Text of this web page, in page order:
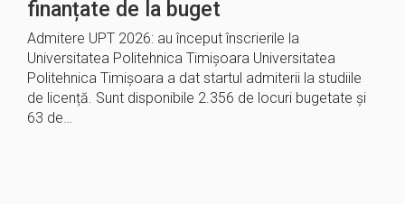
finanțate de la buget
Admitere UPT 2026: au început înscrierile la
Universitatea Politehnica Timișoara Universitatea
Politehnica Timișoara a dat startul admiterii la studiile
de licență. Sunt disponibile 2.356 de locuri bugetate și
63 de…